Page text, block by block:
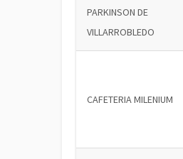
PARKINSON DE
VILLARROBLEDO
CAFETERIA MILENIUM